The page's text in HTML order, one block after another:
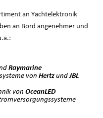
an Yachtelektronik
an Bord angenehmer und
Raymarine
von Hertz und JBL
von OceanLED